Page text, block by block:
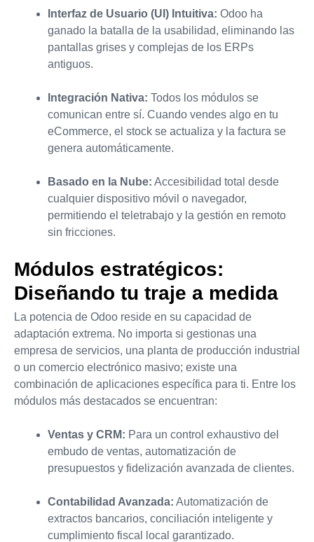
Interfaz de Usuario (UI) Intuitiva: Odoo ha
ganado la batalla de la usabilidad, eliminando las
pantallas grises y complejas de los ERPs
antiguos.
Integración Nativa: Todos los módulos se
comunican entre sí. Cuando vendes algo en tu
eCommerce, el stock se actualiza y la factura se
genera automáticamente.
Basado en la Nube: Accesibilidad total desde
cualquier dispositivo móvil o navegador,
permitiendo el teletrabajo y la gestión en remoto
sin fricciones.
Módulos estratégicos:
Diseñando tu traje a medida
La potencia de Odoo reside en su capacidad de
adaptación extrema. No importa si gestionas una
empresa de servicios, una planta de producción industrial
o un comercio electrónico masivo; existe una
combinación de aplicaciones específica para ti. Entre los
módulos más destacados se encuentran:
Ventas y CRM: Para un control exhaustivo del
embudo de ventas, automatización de
presupuestos y fidelización avanzada de clientes.
Contabilidad Avanzada: Automatización de
extractos bancarios, conciliación inteligente y
cumplimiento fiscal local garantizado.